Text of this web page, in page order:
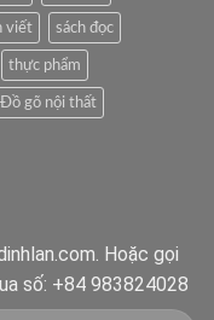
viết sách đọc
thực phẩm
Đồ gõ nội thất
Hoặc gọi
số: +84 983824028